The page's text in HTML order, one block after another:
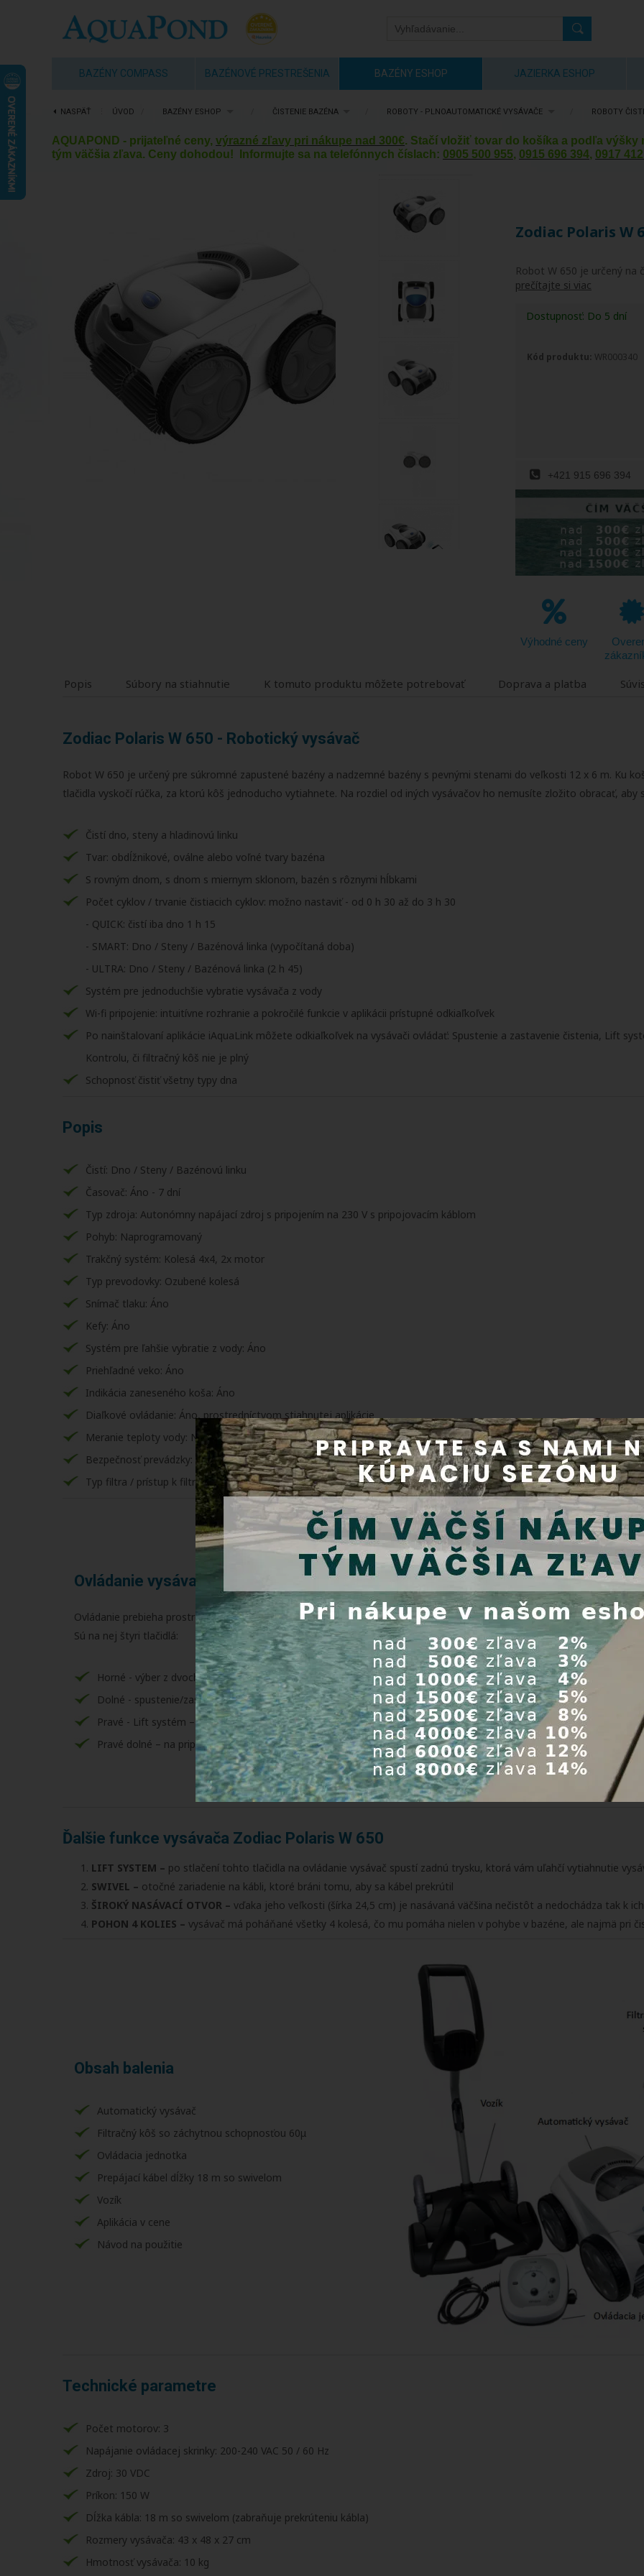
BAZÉNY COMPASS BAZÉNOVÉ PRESTREŠENIA BAZÉNY ESHOP JAZIERKA ESHOP
NASPÄŤ ÚVOD BAZÉNY ESHOP ČISTENIE BAZÉNA ROBOTY - PLNOAUTOMATICKÉ VYSÁVAČE ROBOTY
AQUAPOND - prijateľné ceny, výrazné zľavy pri nákupe nad 300€. Stačí vložiť tovar do košíka a podľa
tým väčšia zľava. Ceny dohodou! Informujte sa na telefónnych číslach: 0905 500 955, 0915 696 394, 0917
Zodiac Polaris W
Robot W 650 je určený na
prečítajte si viac
Kód produktu: WR000340
Dostupnosť: Do 5 dní
+421 915 696 394
Výhodné ceny
Popis Súbory na stiahnutie K tomuto produktu môžete potrebovať Doprava a platba
Zodiac Polaris W 650 - Robotický vysávač
Robot W 650 je určený pre súkromné zapustené bazény a nadzemné bazény s pevnými stenami do veľkosti 12 x 6 m. Ku
tlačidla vyskočí rúčka, za ktorú kôš jednoducho vytiahnete. Na rozdiel od iných vysávačov ho nemusíte zložito obracať,
Čistí dno, steny a hladinovú linku
Tvar: obdĺžnikové, oválne alebo voľné tvary bazéna
S rovným dnom, s dnom s miernym sklonom, bazén s rôznymi hĺbkami
Počet cyklov / trvanie čistiacich cyklov: možno nastaviť - od 0 h 30 až do 3 h 30
- QUICK: čistí iba dno 1 h 15
- SMART: Dno / Steny / Bazénová linka (vypočítaná doba)
- ULTRA: Dno / Steny / Bazénová linka (2 h 45)
Systém pre jednoduchšie vybratie vysávača z vody
Wi-fi pripojenie: intuitívne rozhranie a pokročilé funkcie v aplikácii prístupné odkiaľkoľvek
Po nainštalovaní aplikácie iAquaLink môžete odkiaľkoľvek na vysávači ovládať: Spustenie a zastavenie čistenia, Lift
Kontrolu, či filtračný kôš nie je plný
Schopnosť čistiť všetny typy dna
Popis
Čistí: Dno / Steny / Bazénovú linku
Časovač: Áno - 7 dní
Typ zdroja: Autonómny napájací zdroj s pripojením na 230 V s pripojovacím káblom
Pohyb: Naprogramovaný
Trakčný systém: Kolesá 4x4, 2x motor
Typ prevodovky: Ozubené kolesá
Snímač tlaku: Áno
Kefy: Áno
Systém pre ľahšie vybratie z vody: Áno
Priehľadné veko: Áno
Indikácia zaneseného koša: Áno
Diaľkové ovládanie: Áno, prostredníctvom stiahnutej aplikácie
Meranie teploty vody: Nie
Bezpečnosť prevádzky: Diagnostika, el. ochrana motora - automatické vypnutie vysávača pri opustení bazéna mimo
Typ filtra / prístup k filtru: Pevný filračný kôš s prístupom zhora
Ovládanie vysávača Zodiac Polaris W 650
Ovládanie prebieha prostredníctvom ovládacej jednotky, ktorú dostanete spolu s vysávačom.
Sú na nej štyri tlačidlá:
Horné - výber z dvoch čistiacich režimov
Dolné - spustenie/zastavenie čistiaceho cyklu
Pravé - Lift systém – na presun vysávača k hladine kvôli vytiahnutiu
Pravé dolné – na pripojenie k iAquaLink
Ďalšie funkce vysávača Zodiac Polaris W 650
LIFT SYSTEM – po stlačení tohto tlačidla na ovládanie vysávač spustí zadnú trysku, ktorá vám uľahčí vytiahnutie
SWIVEL – otočné zariadenie na kábli, ktoré bráni tomu, aby sa kábel prekrútil
ŠIROKÝ NASÁVACÍ OTVOR – vďaka jeho veľkosti (šírka 24,5 cm) je nasávaná väčšina nečistôt a nedochádza tak k
POHON 4 KOLIES – vysávač má poháňané všetky 4 kolesá, čo mu pomáha nielen v pohybe v bazéne, ale najmä pri
Obsah balenia
Automatický vysávač
Filtračný kôš so záchytnou schopnosťou 60μ
Ovládacia jednotka
Prepájací kábel dĺžky 18 m so swivelom
Vozík
Aplikácia v cene
Návod na použitie
Technické parametre
Počet motorov: 3
Napájanie ovládacej skrinky: 200-240 VAC 50 / 60 Hz
Zdroj: 30 VDC
Príkon: 150 W
Dĺžka kábla: 18 m so swivelom (zabraňuje prekrúteniu kábla)
Rozmery vysávača: 43 x 48 x 27 cm
Hmotnosť vysávača: 10 kg